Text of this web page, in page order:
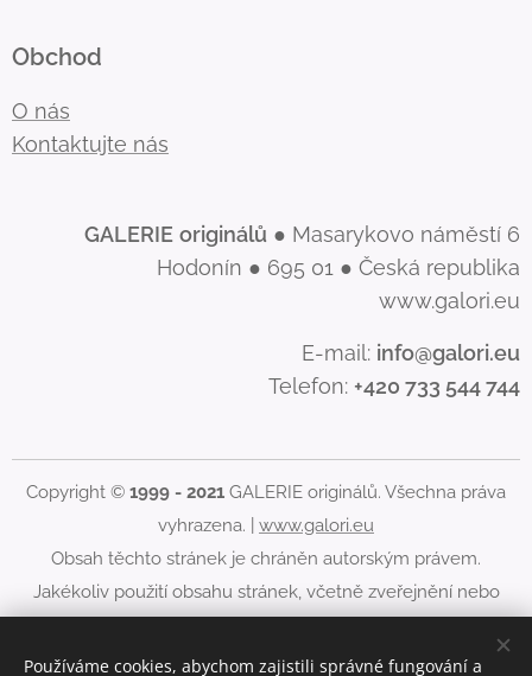
Obchod
O nás
Kontaktujte nás
GALERIE originálů ● Masarykovo náměstí 6
Hodonín ● 695 01 ● Česká republika
www.galori.eu
E-mail: info@galori.eu
Telefon: +420 733 544 744
Copyright © 1999 - 2021 GALERIE originálů. Všechna práva
vyhrazena. | www.galori.eu
Obsah těchto stránek je chráněn autorským právem.
Jakékoliv použití obsahu stránek, včetně zveřejnění nebo
GALERIE originálů zakázáno.
Používáme cookies, abychom zajistili správné fungování a